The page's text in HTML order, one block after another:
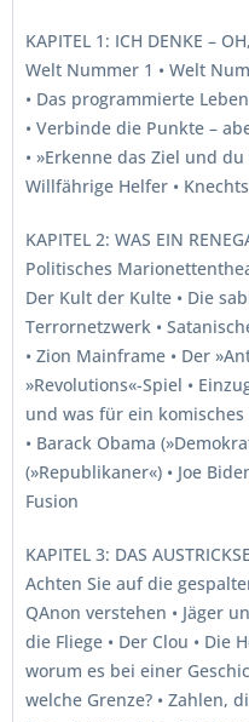
KAPITEL 1: ICH DENKE –
Welt Nummer 1 • Welt
• Das programmierte
• Verbinde die Punkte –
• »Erkenne das Ziel und
Willfährige Helfer •
KAPITEL 2: WAS EIN
Politisches
Der Kult der Kulte • Die
Terrornetzwerk •
• Zion Mainframe • Der
»Revolutions«-Spiel •
und was für ein
• Barack Obama
(»Republikaner«) • Joe
Fusion
KAPITEL 3: DAS
Achten Sie auf die
QAnon verstehen • Jäger
die Fliege • Der Clou • Die
worum es bei einer
welche Grenze? • Zahlen,